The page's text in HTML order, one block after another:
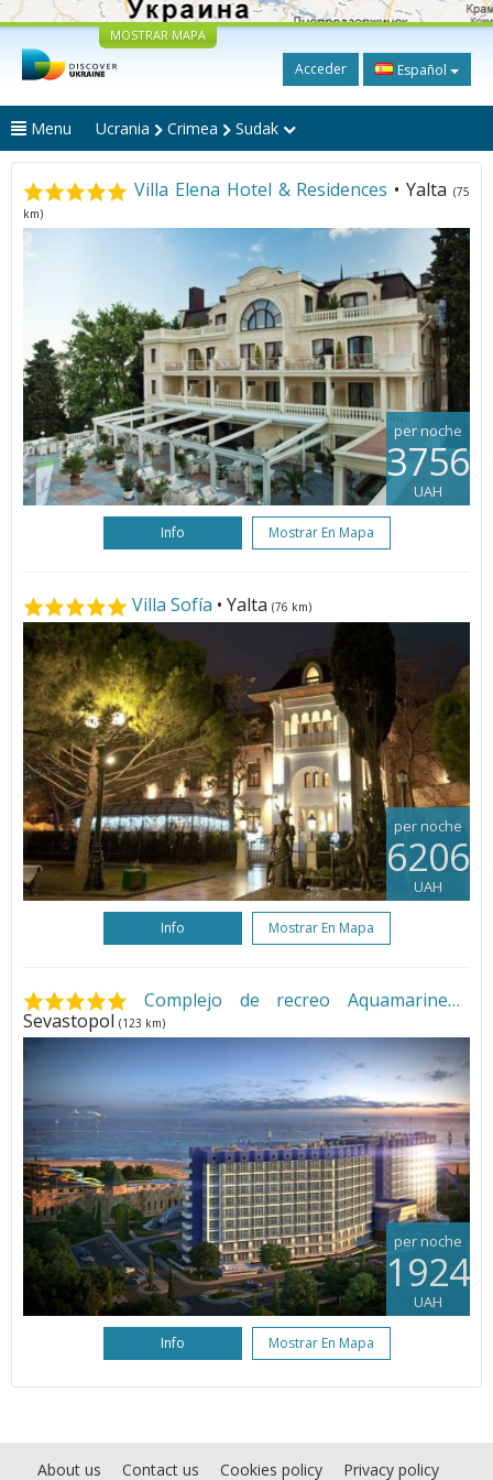
MOSTRAR MAPA
Acceder Español
Menu Ucrania Crimea Sudak
Villa Elena Hotel & Residences • Yalta (75
km)
per noche
3756
UAH
Info Mostrar En Mapa
Villa Sofía • Yalta (76 km)
per noche
6206
UAH
Info Mostrar En Mapa
Complejo de recreo Aquamarine
Sevastopol (123 km)
per noche
1924
UAH
Info Mostrar En Mapa
About us Contact us Cookies policy Privacy policy